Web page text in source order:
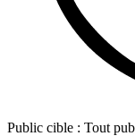
Public cible : Tout